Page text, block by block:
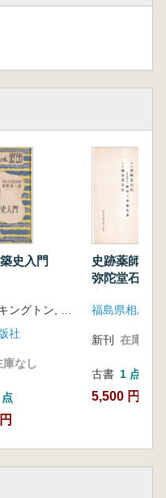
史入門
H.パッキングトン, W.R.レサビイ共著 ・ 眞野善一訳
社
庫なし
史跡薬師堂
弥陀堂石仏 ;
告書
福島県相馬郡
新刊 在庫なし
古書 1 点
5,500 円